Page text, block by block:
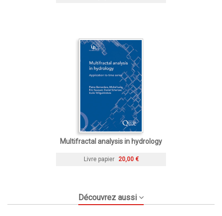
Multifractal analysis in hydrology
Livre papier 20,00 €
Découvrez aussi